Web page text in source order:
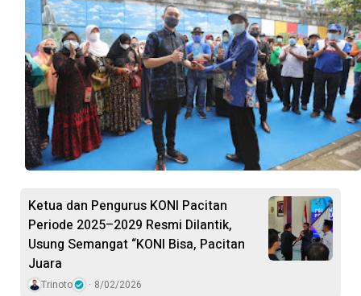
Ketua dan Pengurus KONI Pacitan
Periode 2025–2029 Resmi Dilantik,
Usung Semangat “KONI Bisa, Pacitan
Juara
Trinoto 8/02/2026